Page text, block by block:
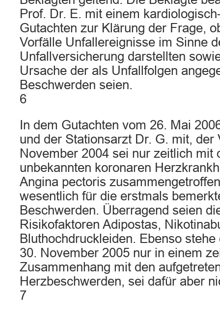
Prof. Dr. E. mit einem
Gutachten zur Klärung der Frage,
Vorfälle Unfallereignisse im Sinne
Unfallversicherung darstellten
Ursache der als Unfallfolgen
Beschwerden seien.
6
In dem Gutachten vom 26. Mai
und der Stationsarzt Dr. G. mit, der
November 2004 sei nur zeitlich mit
unbekannten koronaren
Angina pectoris
wesentlich für die erstmals
Beschwerden. Überragend seien
Risikofaktoren Adipostas,
Bluthochdruckleiden. Ebenso
30. November 2005 nur in einem
Zusammenhang mit den
Herzbeschwerden, sei dafür aber
7